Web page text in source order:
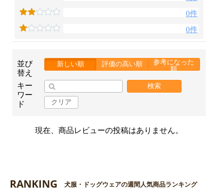
0件
0件
並び
替え
新しい順 評価の高い順
参考になった
順
キー
ワー
ド
検索
クリア
現在、商品レビューの投稿はありません。
RANKING 犬服・ドッグウェアの週間人気商品ランキング